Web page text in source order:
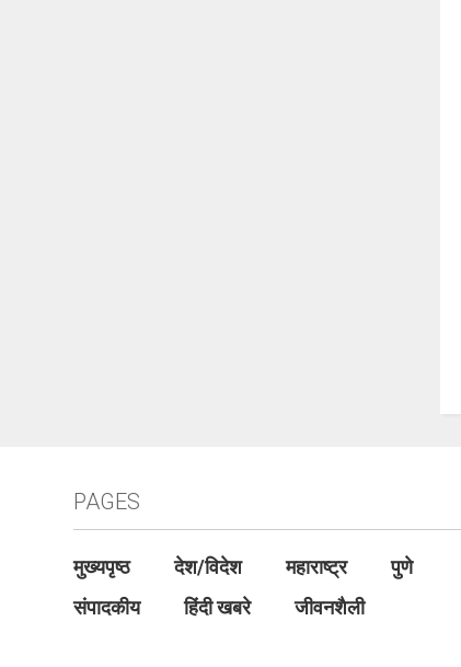
PAGES
मुख्यपृष्ठ देश/विदेश महाराष्ट्र
पुणे
संपादकीय
हिंदी खबरे जीवनशैली